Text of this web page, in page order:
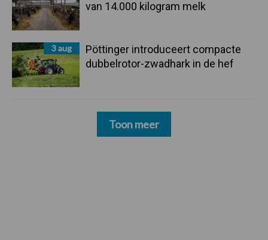
van 14.000 kilogram melk
3 aug
Pöttinger introduceert compacte
dubbelrotor-zwadhark in de hef
Toon meer